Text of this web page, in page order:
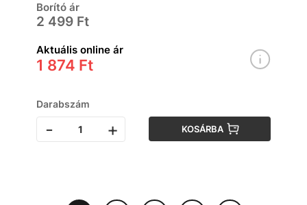
Borító ár
2 499 Ft
Aktuális online ár
1 874 Ft
Darabszám
- + KOSÁRBA